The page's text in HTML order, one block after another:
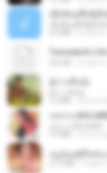
กุหลาบ (KULARB)
หนูน้อยสู้ชีวิตกับ